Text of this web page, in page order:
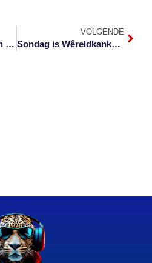
Nog ‘n gebou brand in Barberton af
VOLGENDE
Sondag is Wêreldkankerdag